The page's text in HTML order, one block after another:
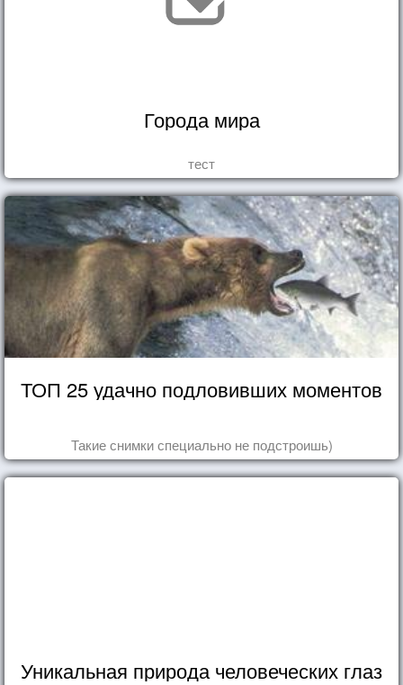
Города мира
тест
ТОП 25 удачно подловивших моментов
Такие снимки специально не подстроишь)
Уникальная природа человеческих глаз